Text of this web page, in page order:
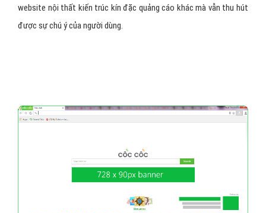
website nội thất kiến trúc kín đặc quảng cáo khác mà vẫn thu hút
được sự chú ý của người dùng.